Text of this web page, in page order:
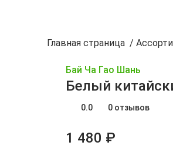
Главная страница /
Бай Ча Гао Шань
Белый
0.0 0 отзывов
1 480 ₽